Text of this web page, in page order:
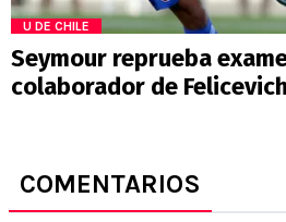
U DE CHILE
Seymour reprueba
colaborador de Felicevich
COMENTARIOS